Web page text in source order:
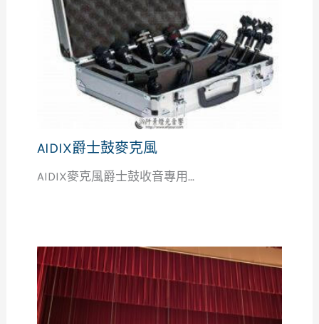
AIDIX爵士鼓麥克風
AIDIX麥克風爵士鼓收音專用...